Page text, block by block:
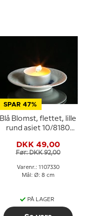
SPAR 47%
Blå Blomst, flettet, lille
rund asiet 10/8180
Copenhagen
DKK 49,00
Før: DKK 92,00
Varenr.: 1107330
Mål: Ø: 8 cm
PÅ LAGER